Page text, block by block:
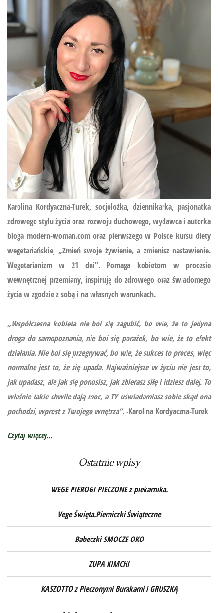
Karolina Kordyaczna-Turek, socjolożka, dziennikarka, pasjonatka
zdrowego stylu życia oraz rozwoju duchowego, wydawca i autorka
bloga modern-woman.com oraz pierwszego w Polsce kursu diety
wegetariańskiej „Zmień swoje żywienie, a zmienisz nastawienie.
Wegetarianizm w 21 dni”.Pomaga kobietom w procesie
wewnętrznej przemiany, inspiruję do zdrowego oraz świadomego
życia w zgodzie z sobą i na własnych warunkach.
„Współczesna kobieta nie boi się zagubić, bo wie, że to jedyna
droga do samopoznania, nie boi się porażek, bo wie, że to efekt
działania. Nie boi się przegrywać, bo wie, że sukces to proces, więc
normalne jest to, że się upada. Najważniejsze w życiu nie jest to,
jak upadasz, ale jak się ponosisz, jak zbierasz siłę i idziesz dalej. To
właśnie takie chwile dają moc, a TY uświadamiasz sobie skąd ona
pochodzi, wprost z Twojego wnętrza”.-Karolina Kordyaczna-Turek
Czytaj więcej...
Ostatnie wpisy
WEGE PIEROGI PIECZONE z piekarnika.
Vege Święta.Pierniczki Świąteczne
Babeczki SMOCZE OKO
ZUPA KIMCHI
KASZOTTO z Pieczonymi Burakami i GRUSZKĄ